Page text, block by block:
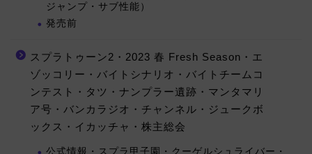
ジャンプ・サブ性能）
発売前
スプラトゥーン2・2023 春 Fresh Season・エ
ゾッコリー・バイトシナリオ・バイトチームコ
ンテスト・タツ・ナンプラー遺跡・マンタマリ
ア号・バンカラジオ・チャンネル・ジュークボ
ックス・イカッチャ・株主総会
公式情報・スプラ甲子園・クーゲルシュライバー・